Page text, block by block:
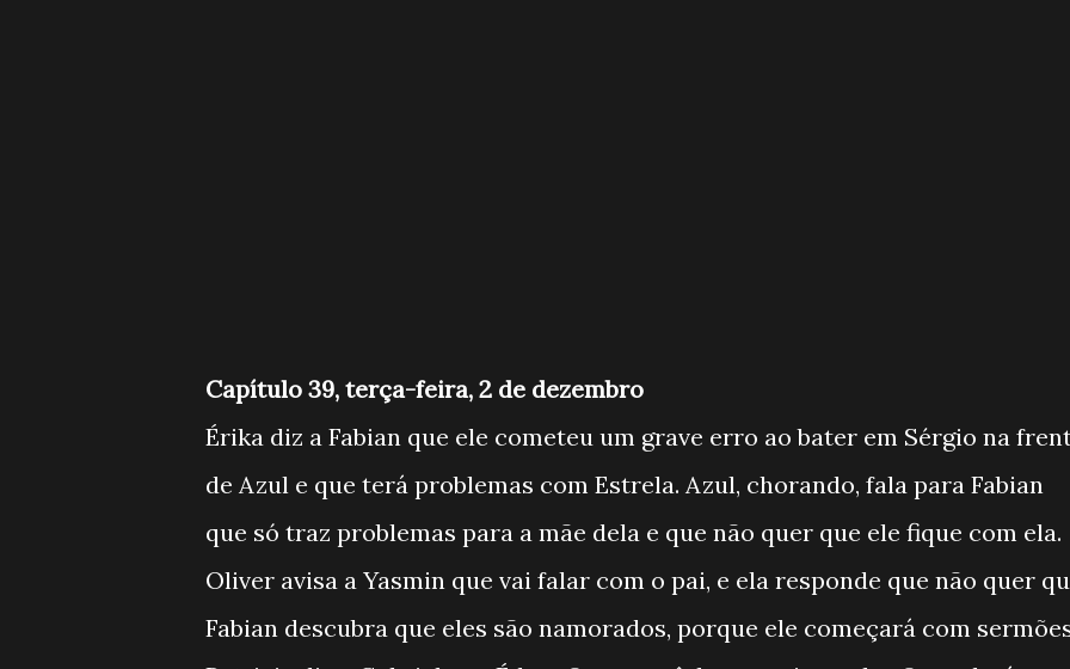
Capítulo 39, terça-feira, 2 de dezembro
Érika diz a Fabian que ele cometeu um grave erro ao bater em Sérgio na
de Azul e que terá problemas com Estrela. Azul, chorando, fala para Fabian
que só traz problemas para a mãe dela e que não quer que ele fique com ela.
Oliver avisa a Yasmin que vai falar com o pai, e ela responde que não quer
Fabian descubra que eles são namorados, porque ele começará com